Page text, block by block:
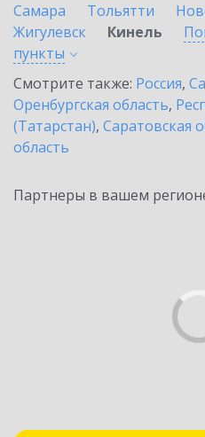
Самара
Тольятти
Жигулевск
Кинель
пункты
Смотрите также: Россия,
Оренбургская область,
(Татарстан), Саратовская
область
Партнеры в вашем